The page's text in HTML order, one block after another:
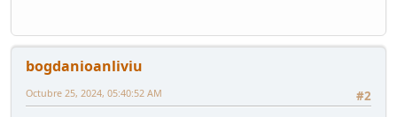
bogdanioanliviu
#2
Octubre 25, 2024, 05:40:52 AM